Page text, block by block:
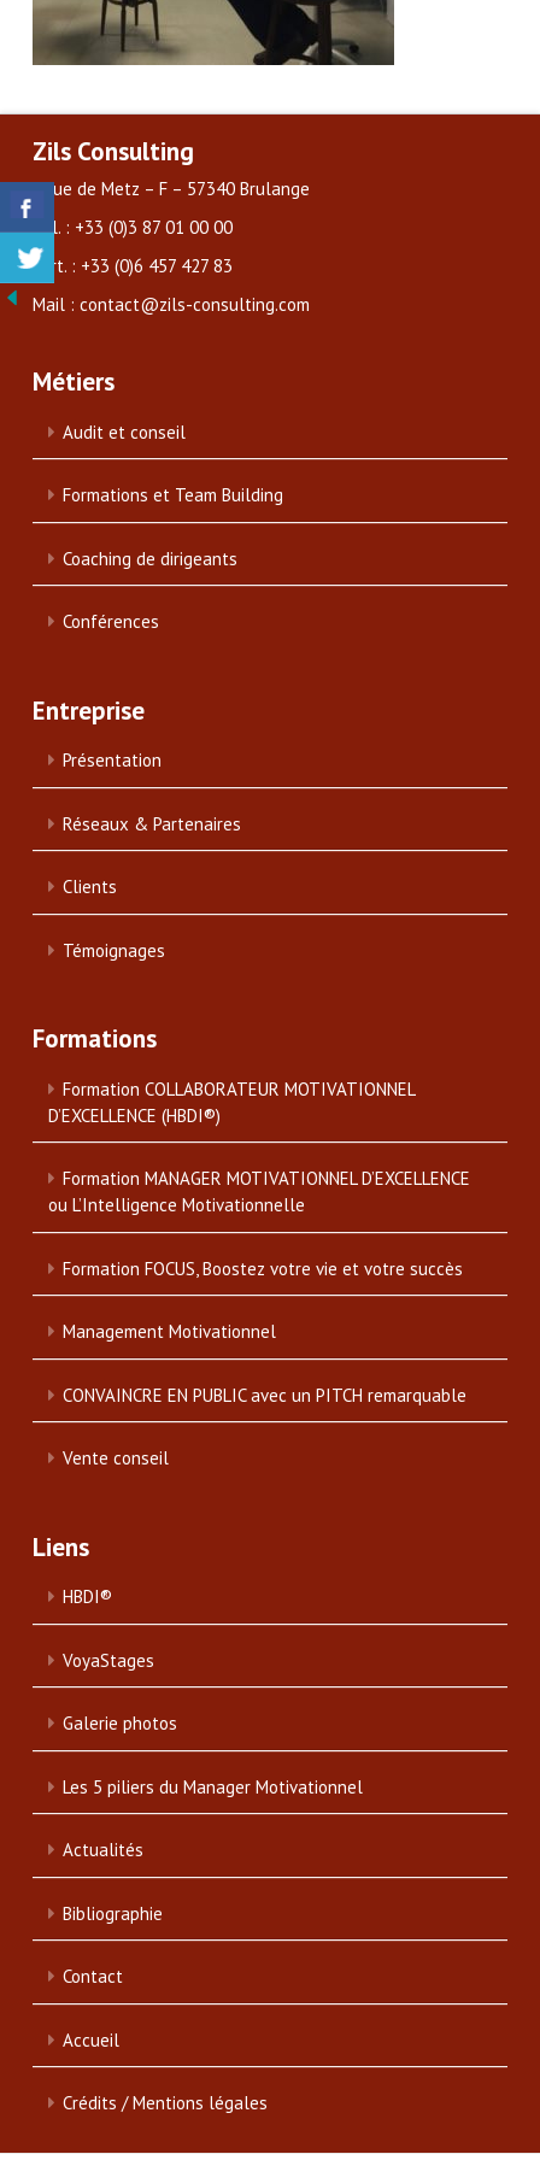
Zils Consulting
3 rue de Metz – F – 57340 Brulange
Tél. : +33 (0)3 87 01 00 00
Port. : +33 (0)6 457 427 83
Mail : contact@zils-consulting.com
Métiers
Audit et conseil
Formations et Team Building
Coaching de dirigeants
Conférences
Entreprise
Présentation
Réseaux & Partenaires
Clients
Témoignages
Formations
Formation COLLABORATEUR MOTIVATIONNEL
D’EXCELLENCE (HBDI®)
Formation MANAGER MOTIVATIONNEL D’EXCELLENCE
ou L’Intelligence Motivationnelle
Formation FOCUS, Boostez votre vie et votre succès
Management Motivationnel
CONVAINCRE EN PUBLIC avec un PITCH remarquable
Vente conseil
Liens
HBDI®
VoyaStages
Galerie photos
Les 5 piliers du Manager Motivationnel
Actualités
Bibliographie
Contact
Accueil
Crédits / Mentions légales